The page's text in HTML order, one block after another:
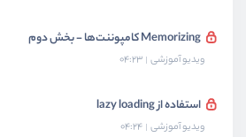
Memorizing کامپوننت‌ها - بخش دوم
ویدیو آموزشی 04:23
استفاده از lazy loading
ویدیو آموزشی 04:24